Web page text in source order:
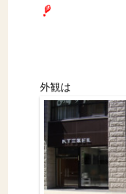
外観は